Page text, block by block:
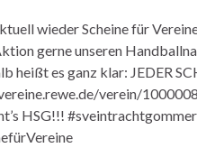
wieder Scheine für
gerne unseren
heißt es ganz klar: JEDER
verein/
HSG!!!